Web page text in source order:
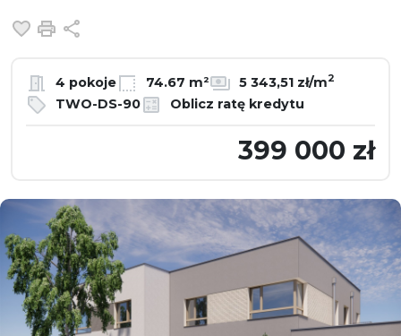
Dodaj do ulubionych
Drukuj
4 pokoje 74.67 m² 5 343,51 zł/m2
TWO-DS-90 Oblicz ratę kredytu
399 000 zł